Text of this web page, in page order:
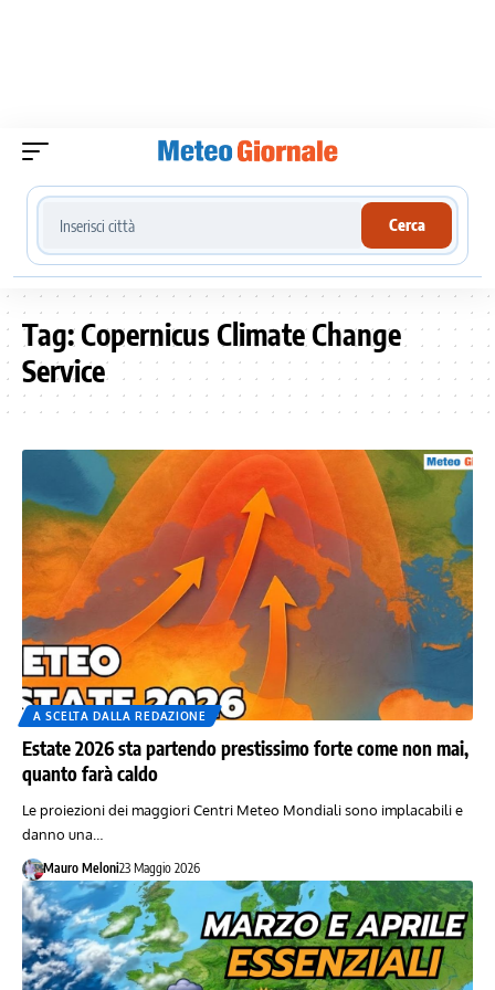
Cerca località meteo
Cerca
Tag:Copernicus Climate Change
Service
A SCELTA DALLA REDAZIONE
Estate 2026 sta partendo prestissimo forte come non mai,
quanto farà caldo
Le proiezioni dei maggiori Centri Meteo Mondiali sono implacabili e
danno una…
Mauro Meloni23 Maggio 2026